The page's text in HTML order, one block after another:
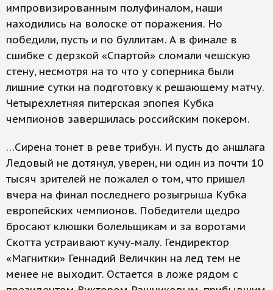
импровизированным полуфиналом, наши
находились на волоске от поражения. Но
победили, пусть и по буллитам. А в финале в
сшибке с дерзкой «Спартой» сломали чешскую
стену, несмотря на то что у соперника были
лишние сутки на подготовку к решающему матчу.
Четырехлетняя питерская эпопея Кубка
чемпионов завершилась российским покером.
…Сирена тонет в реве трибун. И пусть до аншлага
Ледовый не дотянул, уверен, ни один из почти 10
тысяч зрителей не пожалел о том, что пришел
вчера на финал последнего розыгрыша Кубка
европейских чемпионов. Победители щедро
бросают клюшки болельщикам и за воротами
Скотта устраивают кучу-малу. Гендиректор
«Магнитки» Геннадий Величкин на лед тем не
менее не выходит. Остается в ложе рядом с